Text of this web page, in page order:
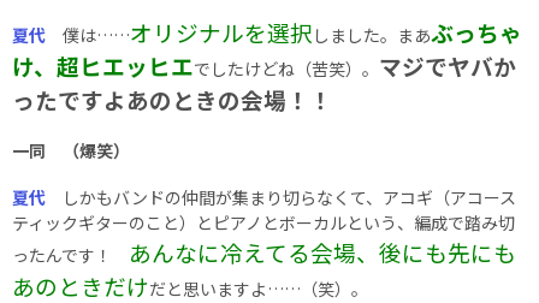
夏代 僕は……オリジナルを選択 しました。まあぶっちゃ
け、超ヒエッヒエでしたけどね（苦笑）。 マジでヤバか
ったですよあのときの会場！！
一同 （爆笑）
夏代 しかもバンドの仲間が集まり切らなくて、アコギ（アコース
ティックギターのこと）とピアノとボーカルという、編成で踏み切
ったんです！ あんなに冷えてる会場、後にも先にも
あのときだけだと思いますよ……（笑）。